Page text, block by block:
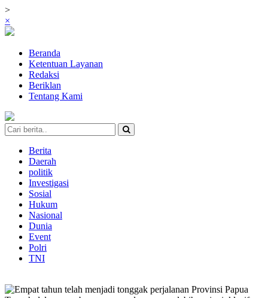
>
×
Beranda
Ketentuan Layanan
Redaksi
Beriklan
Tentang Kami
Berita
Daerah
politik
Investigasi
Sosial
Hukum
Nasional
Dunia
Event
Polri
TNI